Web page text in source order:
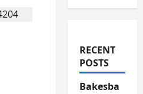
RECENT
POSTS
Bakesba